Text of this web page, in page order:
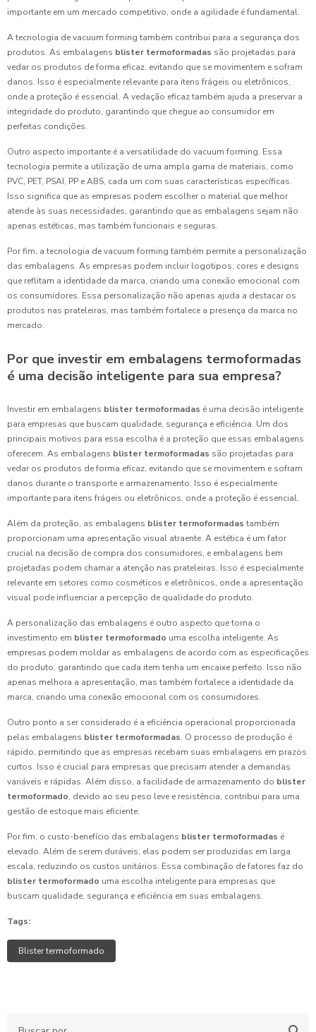
importante em um mercado competitivo, onde a agilidade é fundamental.
A tecnologia de vacuum forming também contribui para a segurança dos
produtos. As embalagens blister termoformadas são projetadas para
vedar os produtos de forma eficaz, evitando que se movimentem e sofram
danos. Isso é especialmente relevante para itens frágeis ou eletrônicos,
onde a proteção é essencial. A vedação eficaz também ajuda a preservar a
integridade do produto, garantindo que chegue ao consumidor em
perfeitas condições.
Outro aspecto importante é a versatilidade do vacuum forming. Essa
tecnologia permite a utilização de uma ampla gama de materiais, como
PVC, PET, PSAI, PP e ABS, cada um com suas características específicas.
Isso significa que as empresas podem escolher o material que melhor
atende às suas necessidades, garantindo que as embalagens sejam não
apenas estéticas, mas também funcionais e seguras.
Por fim, a tecnologia de vacuum forming também permite a personalização
das embalagens. As empresas podem incluir logotipos, cores e designs
que reflitam a identidade da marca, criando uma conexão emocional com
os consumidores. Essa personalização não apenas ajuda a destacar os
produtos nas prateleiras, mas também fortalece a presença da marca no
mercado.
Por que investir em embalagens termoformadas
é uma decisão inteligente para sua empresa?
Investir em embalagens blister termoformadas é uma decisão inteligente
para empresas que buscam qualidade, segurança e eficiência. Um dos
principais motivos para essa escolha é a proteção que essas embalagens
oferecem. As embalagens blister termoformadas são projetadas para
vedar os produtos de forma eficaz, evitando que se movimentem e sofram
danos durante o transporte e armazenamento. Isso é especialmente
importante para itens frágeis ou eletrônicos, onde a proteção é essencial.
Além da proteção, as embalagens blister termoformadas também
proporcionam uma apresentação visual atraente. A estética é um fator
crucial na decisão de compra dos consumidores, e embalagens bem
projetadas podem chamar a atenção nas prateleiras. Isso é especialmente
relevante em setores como cosméticos e eletrônicos, onde a apresentação
visual pode influenciar a percepção de qualidade do produto.
A personalização das embalagens é outro aspecto que torna o
investimento em blister termoformado uma escolha inteligente. As
empresas podem moldar as embalagens de acordo com as especificações
do produto, garantindo que cada item tenha um encaixe perfeito. Isso não
apenas melhora a apresentação, mas também fortalece a identidade da
marca, criando uma conexão emocional com os consumidores.
Outro ponto a ser considerado é a eficiência operacional proporcionada
pelas embalagens blister termoformadas. O processo de produção é
rápido, permitindo que as empresas recebam suas embalagens em prazos
curtos. Isso é crucial para empresas que precisam atender a demandas
variáveis e rápidas. Além disso, a facilidade de armazenamento do blister
termoformado, devido ao seu peso leve e resistência, contribui para uma
gestão de estoque mais eficiente.
Por fim, o custo-benefício das embalagens blister termoformadas é
elevado. Além de serem duráveis, elas podem ser produzidas em larga
escala, reduzindo os custos unitários. Essa combinação de fatores faz do
blister termoformado uma escolha inteligente para empresas que
buscam qualidade, segurança e eficiência em suas embalagens.
Tags:
Blister termoformado